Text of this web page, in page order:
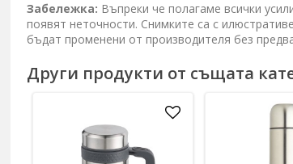
Забележка: Въпреки че полагаме всички
появят неточности. Снимките са с
бъдат променени от производителя без
Други продукти от същата